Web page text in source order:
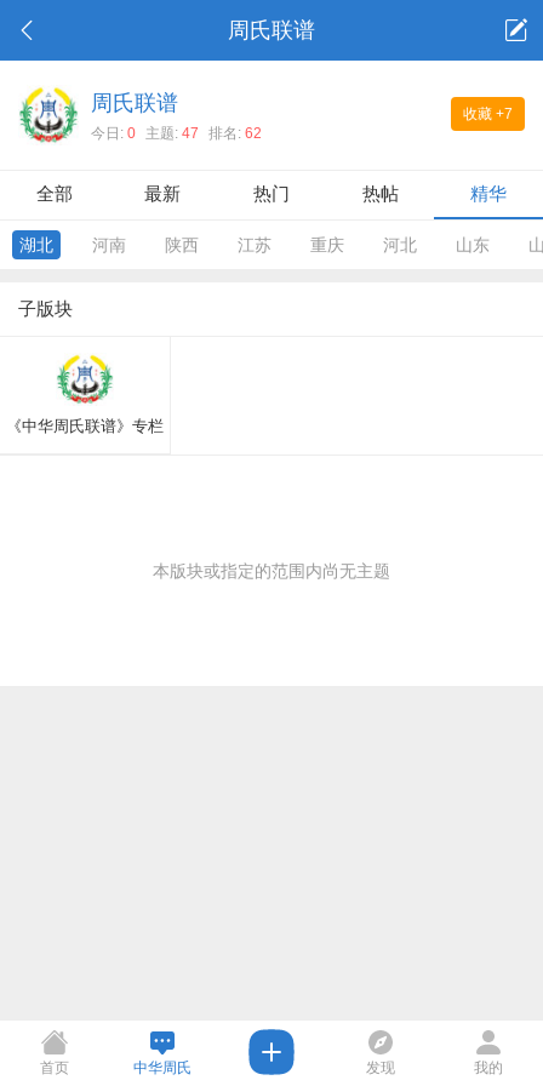
周氏联谱
收藏 +7
周氏联谱
今日: 0 主题: 47 排名: 62
全部 最新 热门 热帖 精华
湖北 河南 陕西 江苏 重庆 河北 山东
子版块
《中华周氏联谱》专栏
本版块或指定的范围内尚无主题
首页 中华周氏 发现 我的